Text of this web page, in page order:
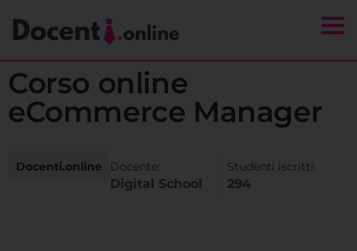
Corso online
eCommerce Manager
Docenti.online Docente:
Digital School
Studenti iscritti:
294